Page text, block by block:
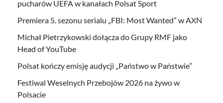
pucharów UEFA w kanałach Polsat Sport
Premiera 5. sezonu serialu „FBI: Most Wanted” w AXN
Michał Pietrzykowski dołącza do Grupy RMF jako
Head of YouTube
Polsat kończy emisję audycji „Państwo w Państwie”
Festiwal Weselnych Przebojów 2026 na żywo w
Polsacie